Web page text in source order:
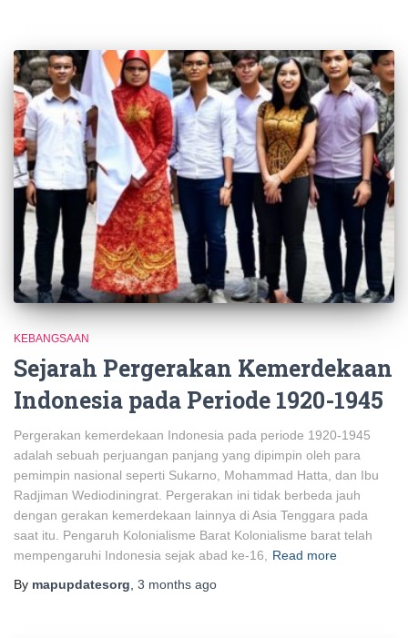
KEBANGSAAN
Sejarah Pergerakan Kemerdekaan
Indonesia pada Periode 1920-1945
Pergerakan kemerdekaan Indonesia pada periode 1920-1945
adalah sebuah perjuangan panjang yang dipimpin oleh para
pemimpin nasional seperti Sukarno, Mohammad Hatta, dan Ibu
Radjiman Wediodiningrat. Pergerakan ini tidak berbeda jauh
dengan gerakan kemerdekaan lainnya di Asia Tenggara pada
saat itu. Pengaruh Kolonialisme Barat Kolonialisme barat telah
mempengaruhi Indonesia sejak abad ke-16, Read more
By mapupdatesorg, 3 months ago